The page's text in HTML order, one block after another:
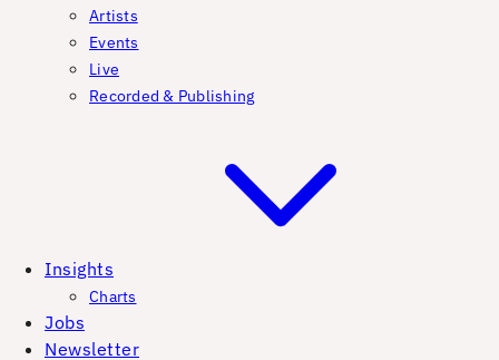
Artists
Events
Live
Recorded & Publishing
Insights
Charts
Jobs
Newsletter